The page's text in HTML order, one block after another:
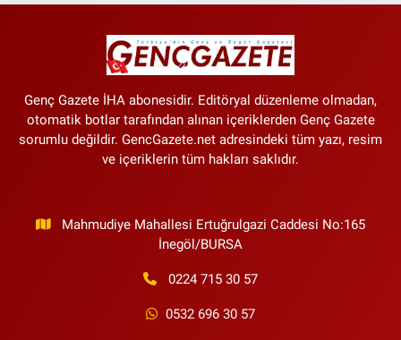
Genç Gazete İHA abonesidir. Editöryal düzenleme olmadan,
otomatik botlar tarafından alınan içeriklerden Genç Gazete
sorumlu değildir. GencGazete.net adresindeki tüm yazı, resim
ve içeriklerin tüm hakları saklıdır.
Mahmudiye Mahallesi Ertuğrulgazi Caddesi No:165
İnegöl/BURSA
0224 715 30 57
0532 696 30 57